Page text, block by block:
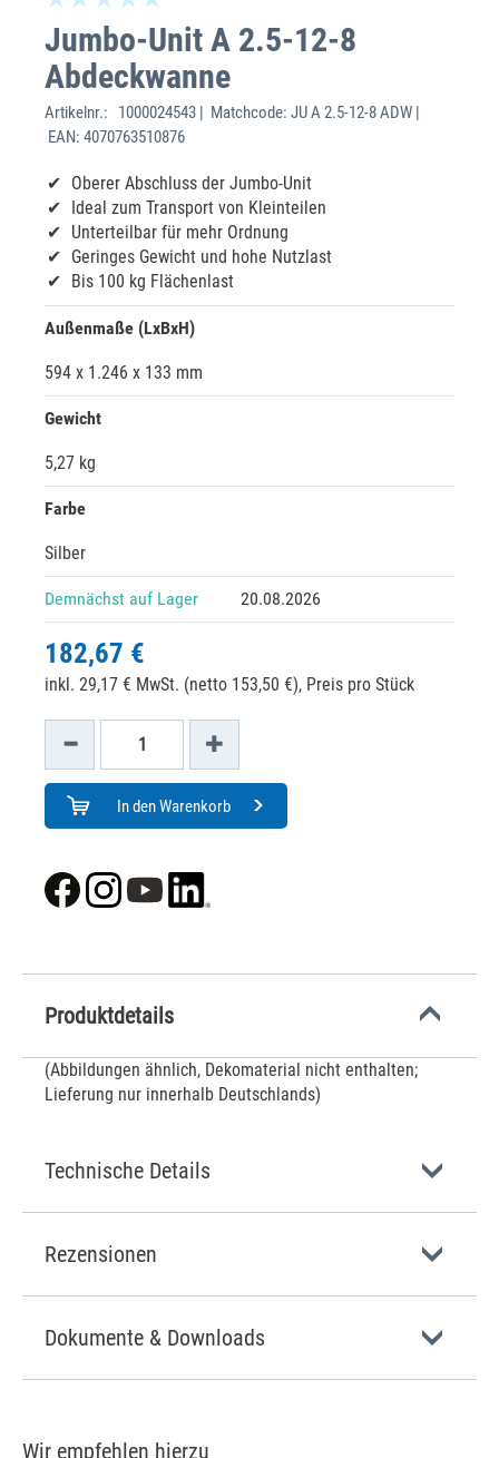
Jumbo-Unit A 2.5-12-8
Abdeckwanne
Artikelnr.:
1000024543 | Matchcode: JU A 2.5-12-8 ADW |
EAN: 4070763510876
Oberer Abschluss der Jumbo-Unit
Ideal zum Transport von Kleinteilen
Unterteilbar für mehr Ordnung
Geringes Gewicht und hohe Nutzlast
Bis 100 kg Flächenlast
Außenmaße (LxBxH)
594 x 1.246 x 133 mm
Gewicht
5,27 kg
Farbe
Silber
Demnächst auf Lager 20.08.2026
182,67 €
inkl. 29,17 € MwSt. (netto 153,50 €), Preis pro Stück
In den Warenkorb
Produktdetails
(Abbildungen ähnlich, Dekomaterial nicht enthalten;
Lieferung nur innerhalb Deutschlands)
Technische Details
Rezensionen
Dokumente & Downloads
Wir empfehlen hierzu